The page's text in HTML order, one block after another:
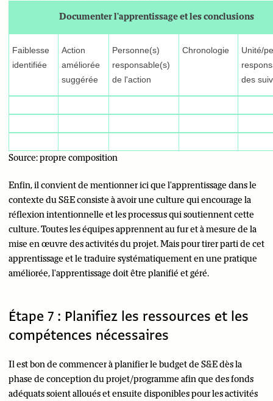
Documenter l'apprentissage et les conclusions
Faiblesse
identifiée
Action
améliorée
suggérée
Personne(s)
responsable(s)
de l'action
Chronologie
Unité/
des
Source: propre composition
Enfin, il convient de mentionner ici que l'apprentissage dans le
contexte du S&E consiste à avoir une culture qui encourage la
réflexion intentionnelle et les processus qui soutiennent cette
culture. Toutes les équipes apprennent au fur et à mesure de la
mise en œuvre des activités du projet. Mais pour tirer parti de cet
apprentissage et le traduire systématiquement en une pratique
améliorée, l'apprentissage doit être planifié et géré.
Étape 7 : Planifiez les ressources et les
compétences nécessaires
Il est bon de commencer à planifier le budget de S&E dès la
phase de conception du projet/programme afin que des fonds
adéquats soient alloués et ensuite disponibles pour les activités